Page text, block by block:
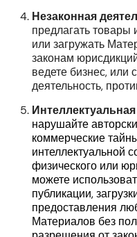
Незаконная
предлагать товары
или загружать
законам
ведете бизнес, или
деятельность,
нарушайте
коммерческие
интеллектуальной
физического или
можете
публикации,
предоставления
Материалов без